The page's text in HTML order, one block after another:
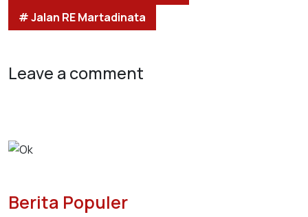
# Jalan RE Martadinata
Leave a comment
Berita Populer